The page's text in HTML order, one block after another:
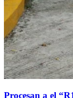
Procesan a el